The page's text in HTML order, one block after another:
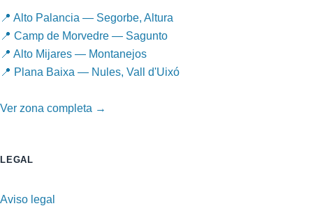
📍 Alto Palancia — Segorbe, Altura
📍 Camp de Morvedre — Sagunto
📍 Alto Mijares — Montanejos
📍 Plana Baixa — Nules, Vall d'Uixó
Ver zona completa →
LEGAL
Aviso legal